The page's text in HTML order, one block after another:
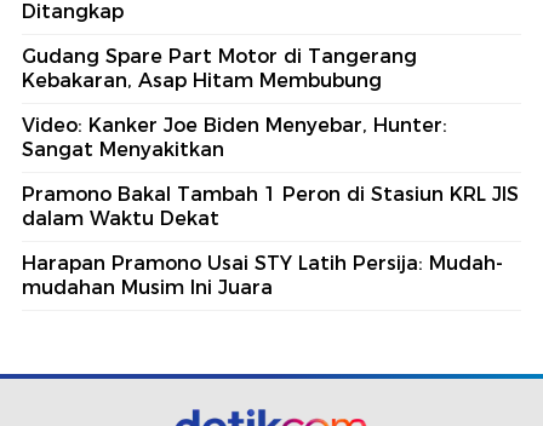
Ditangkap
Gudang Spare Part Motor di Tangerang
Kebakaran, Asap Hitam Membubung
Video: Kanker Joe Biden Menyebar, Hunter:
Sangat Menyakitkan
Pramono Bakal Tambah 1 Peron di Stasiun KRL JIS
dalam Waktu Dekat
Harapan Pramono Usai STY Latih Persija: Mudah-
mudahan Musim Ini Juara